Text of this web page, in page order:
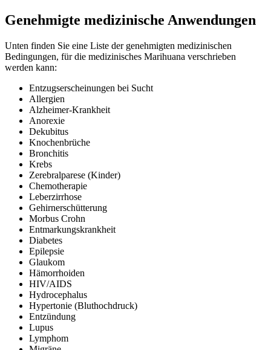
Genehmigte medizinische Anwendungen
Unten finden Sie eine Liste der genehmigten medizinischen
Bedingungen, für die medizinisches Marihuana verschrieben
werden kann:
Entzugserscheinungen bei Sucht
Allergien
Alzheimer-Krankheit
Anorexie
Dekubitus
Knochenbrüche
Bronchitis
Krebs
Zerebralparese (Kinder)
Chemotherapie
Leberzirrhose
Gehirnerschütterung
Morbus Crohn
Entmarkungskrankheit
Diabetes
Epilepsie
Glaukom
Hämorrhoiden
HIV/AIDS
Hydrocephalus
Hypertonie (Bluthochdruck)
Entzündung
Lupus
Lymphom